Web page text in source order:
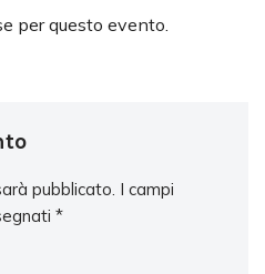
per questo evento.
pubblicato. I campi
*